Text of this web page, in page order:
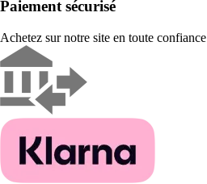
Paiement sécurisé
Achetez sur notre site en toute confiance